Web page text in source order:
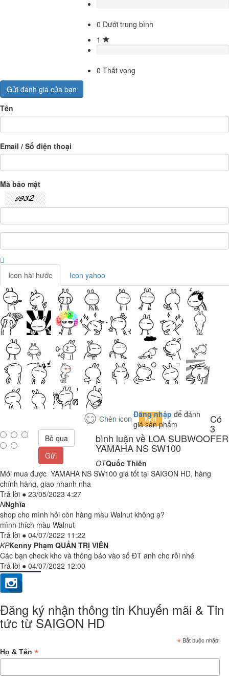
0 Dưới trung bình
1
0 Thất vọng
Gửi đánh giá của bạn
Tên
Email / Số điện thoại
Mã bảo mật
Icon hài hước Icon yahoo
Đăng nhập để đánh
giá sản phẩm
Bỏ qua
Gửi
Có
3
bình luận về LOA SUBWOOFER
YAMAHA NS SW100
QTQuốc Thiên
Mới mua được YAMAHA NS SW100 giá tốt tại SAIGON HD, hàng
chính hãng, giao nhanh nha
Trả lời ● 23/05/2023 4:27
NNghĩa
shop cho mình hỏi còn hàng màu Walnut không ạ?
mình thích màu Walnut
Trả lời ● 04/07/2022 11:22
KPKenny Phạm QUẢN TRỊ VIÊN
Các bạn check kho và thông báo vào số ĐT anh cho rồi nhé
Trả lời ● 04/07/2022 12:00
Đăng ký nhận thông tin Khuyến mãi & Tin
tức từ SAIGON HD
* Bắt buộc nhập!
Họ & Tên *